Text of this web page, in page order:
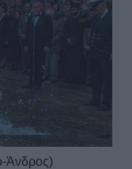
Άνδρος)